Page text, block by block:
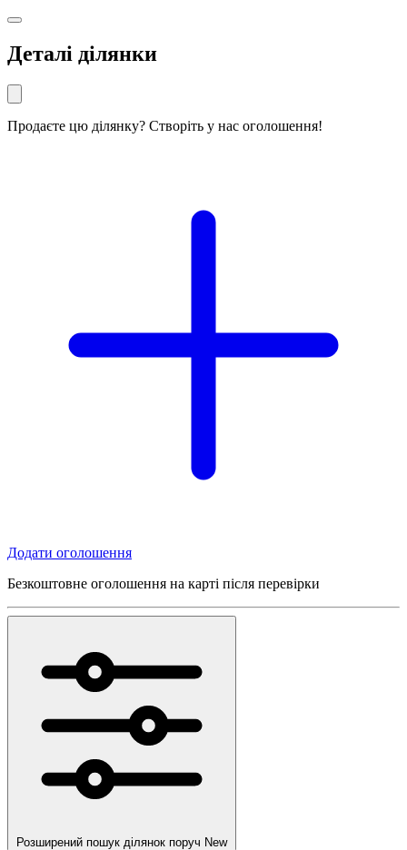
Деталі ділянки
Продаєте цю ділянку? Створіть у нас оголошення!
Додати оголошення
Безкоштовне оголошення на карті після перевірки
Розширений пошук ділянок поруч New